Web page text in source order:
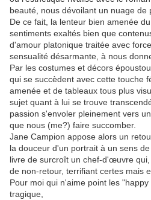
beauté, nous dévoilant un nuage de
De ce fait, la lenteur bien amenée
sentiments exaltés bien que
d'amour platonique traitée avec
sensualité désarmante, à nous
Par les costumes et décors
qui se succèdent avec cette touche
amenée et de tableaux tous plus
sujet quant à lui se trouve
passion s'envoler pleinement vers
que nous (me?) faire succomber.
Jane Campion appose alors un
la douceur d'un portrait à un sens
livre de surcroît un chef-d'œuvre
de non-retour, terrifiant certes mais
Pour moi qui n'aime point les
tragique,